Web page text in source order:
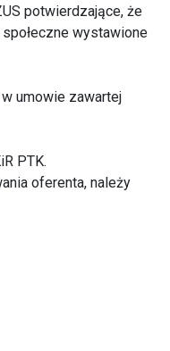
potwierdzające, że
wystawione
umowie zawartej
PTK.
oferenta, należy